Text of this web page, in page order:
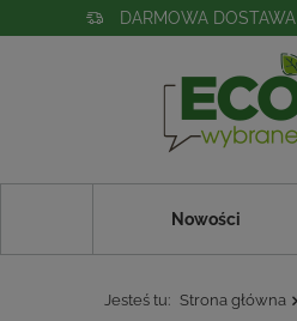
DARMOWA DOSTAWA
Nowości
Jesteś tu: Strona główna